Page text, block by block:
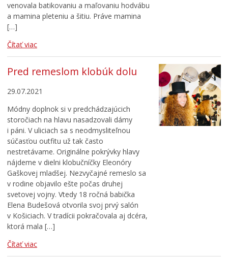
venovala batikovaniu a maľovaniu hodvábu
a mamina pleteniu a šitiu. Práve mamina
[…]
Čítať viac
Pred remeslom klobúk dolu
29.07.2021
Módny doplnok si v predchádzajúcich
storočiach na hlavu nasadzovali dámy
i páni. V uliciach sa s neodmysliteľnou
súčasťou outfitu už tak často
nestretávame. Originálne pokrývky hlavy
nájdeme v dielni klobučníčky Eleonóry
Gaškovej mladšej. Nezvyčajné remeslo sa
v rodine objavilo ešte počas druhej
svetovej vojny. Vtedy 18 ročná babička
Elena Budešová otvorila svoj prvý salón
v Košiciach. V tradícii pokračovala aj dcéra,
ktorá mala […]
Čítať viac